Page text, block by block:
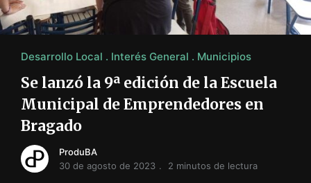
INFORMACIÓN SOBRE LA PRODUCCIÓN EN LA
Desarrollo Local Interés General Municipios
Se lanzó la 9ª edición de la Escuela
Municipal de Emprendedores en
Bragado
ProduBA
30 de agosto de 2023
2 minutos de lectura